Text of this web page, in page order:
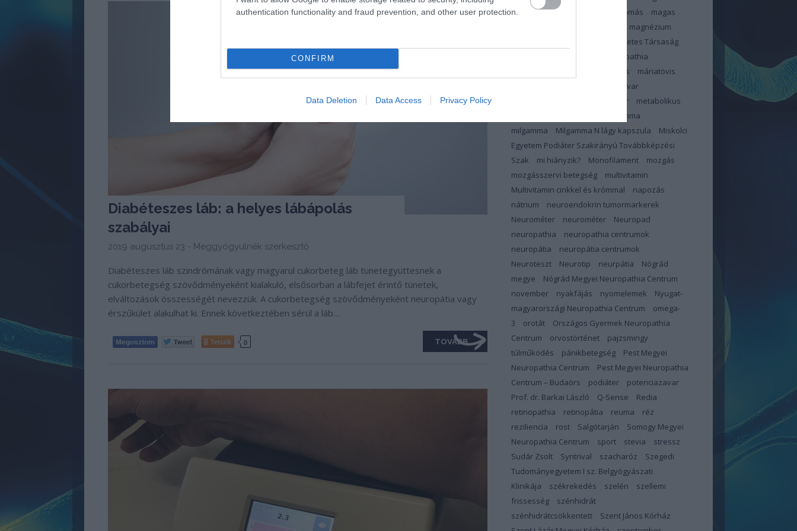
authentication functionality and fraud prevention, and other user protection.
CONFIRM
Data Deletion Data Access Privacy Policy
Diabéteszes láb: a helyes lábápolás
szabályai
2019 augusztus 23 - Meggyógyulnék szerkesztő
Diabéteszes láb szindrómának vagy magyarul cukorbeteg láb tünetegyüttesnek a
cukorbetegség szövődményeként kialakuló, elsősorban a lábfejet érintő tünetek,
elváltozások összességét nevezzük. A cukorbetegség szövődményeként neuropátia vagy
érszűkület alakulhat ki. Ennek következtében sérül a láb…
Tetszik 0 TOVÁBB
koleszterinszint
magas vérnyomás
magas
magnézium
Magyar Diabetes Társaság
makulopathia
március
máriatövis
memóriazavar
merevedési zavar
metabolikus
Milgamma
milgamma
Milgamma N lágy kapszula
Miskolci
Egyetem Podiáter Szakirányú Továbbképzési
Szak
mi hiányzik? Monofilament
mozgás
mozgásszervi betegség
multivitamin
Multivitamin cinkkel és krómmal
napozás
nátrium
neuroendokrin tumormarkerek
Neurométer
neurométer
Neuropad
neuropathia
neuropathia centrumok
neuropátia
neuropátia centrumok
Neuroteszt
Neurotip neurpátia
Nógrád
megye
Nógrád Megyei Neuropathia Centrum
november
nyakfájás nyomelemek
Nyugat-
magyarországi Neuropathia Centrum
omega-
3
orotát
Országos Gyermek Neuropathia
Centrum
orvostörténet
pajzsmirigy
túlműködés
pánikbetegség
Pest Megyei
Neuropathia Centrum
Pest Megyei Neuropathia
Centrum – Budaörs
podiáter
potenciazavar
Prof. dr. Barkai László
Q-Sense
Redia
retinopathia
retinopátia reuma
réz
reziliencia
rost Salgótarján
Somogy Megyei
Neuropathia Centrum
sport stevia
stressz
Sudár Zsolt
Syntrival szacharóz
Szegedi
Tudományegyetem I sz. Belgyógyászati
Klinikája
székrekedés szelén
szellemi
frissesség
szénhidrát
szénhidrátcsökkentett
Szent János Kórház